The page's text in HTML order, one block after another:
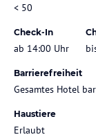
< 50
Check-In
ab 14:00 Uhr
Barrierefreiheit
Gesamtes Hotel
Haustiere
Erlaubt